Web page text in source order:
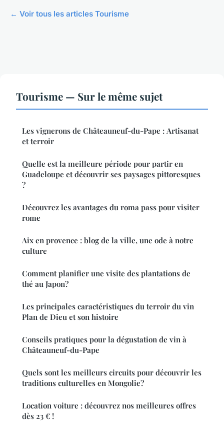
← Voir tous les articles Tourisme
Tourisme — Sur le même sujet
Les vignerons de Châteauneuf-du-Pape : Artisanat
et terroir
Quelle est la meilleure période pour partir en
Guadeloupe et découvrir ses paysages pittoresques
?
Découvrez les avantages du roma pass pour visiter
rome
Aix en provence : blog de la ville, une ode à notre
culture
Comment planifier une visite des plantations de
thé au Japon?
Les principales caractéristiques du terroir du vin
Plan de Dieu et son histoire
Conseils pratiques pour la dégustation de vin à
Châteauneuf-du-Pape
Quels sont les meilleurs circuits pour découvrir les
traditions culturelles en Mongolie?
Location voiture : découvrez nos meilleures offres
dès 23 € !